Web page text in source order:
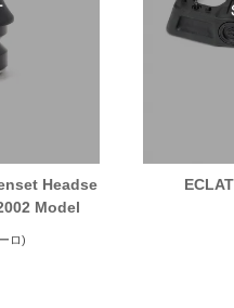
Headse
Model
ロ)